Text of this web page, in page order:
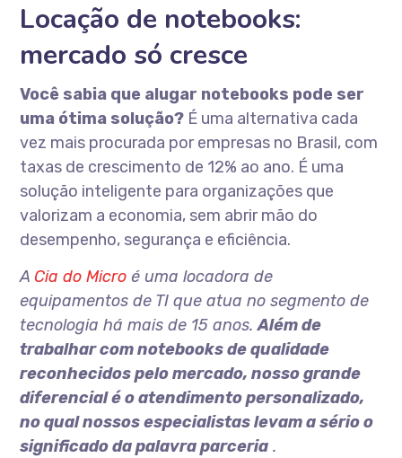
Locação de notebooks:
mercado só cresce
Você sabia que alugar notebooks pode ser
uma ótima solução? É uma alternativa cada
vez mais procurada por empresas no Brasil, com
taxas de crescimento de 12% ao ano. É uma
solução inteligente para organizações que
valorizam a economia, sem abrir mão do
desempenho, segurança e eficiência.
A Cia do Micro é uma locadora de
equipamentos de TI que atua no segmento de
tecnologia há mais de 15 anos.Além de
trabalhar com notebooks de qualidade
reconhecidos pelo mercado,nosso grande
diferencial é o atendimento personalizado,
no qual nossos especialistas levam a sério o
significado da palavra parceria .